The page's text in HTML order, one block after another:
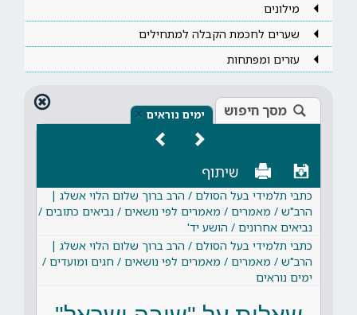
מילונים
שערים לחכמת הקבלה למתחילים
עזרים ומפתחות
מסך חיפוש ימים נוראים ×
שיתוף
כתבי תלמידי בעל הסולם / הרב ברוך שלום הלוי אשלג |
הרב"ש / מאמרים / מאמרים לפי נושאים / נביאים כתובים /
נביאים אחרונים / הושע יד'
כתבי תלמידי בעל הסולם / הרב ברוך שלום הלוי אשלג |
הרב"ש / מאמרים / מאמרים לפי נושאים / חגים ומועדים /
ימים נוראים